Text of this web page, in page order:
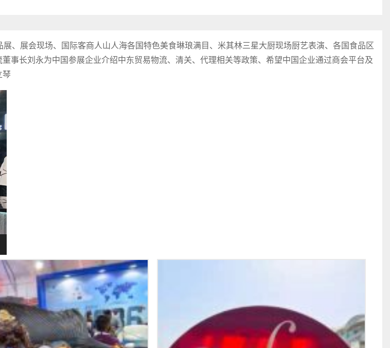
、展会现场、国际客商人山人海各国特色美食琳琅满目、米其林三星大厨现场厨艺表演、各国食品区
事长刘永为中国参展企业介绍中东贸易物流、清关、代理相关等政策、希望中国企业通过商会平台及
琴